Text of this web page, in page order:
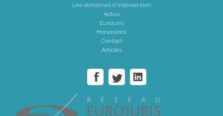
Les domaines d'intervention
Actus
Eurojuris
Honoraires
Contact
Articles